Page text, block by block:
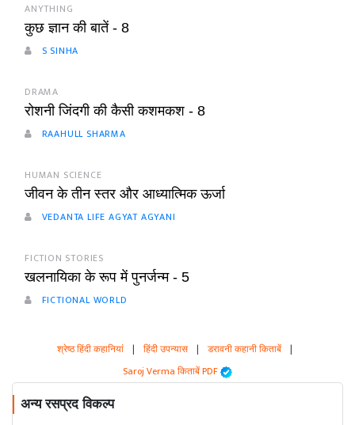
ANYTHING
कुछ ज्ञान की बातें - 8
S SINHA
DRAMA
रोशनी जिंदगी की कैसी कशमकश - 8
RAAHULL SHARMA
HUMAN SCIENCE
जीवन के तीन स्तर और आध्यात्मिक ऊर्जा
VEDANTA LIFE AGYAT AGYANI
FICTION STORIES
खलनायिका के रूप में पुनर्जन्म - 5
FICTIONAL WORLD
श्रेष्ठ हिंदी कहानियां | हिंदी उपन्यास | डरावनी कहानी किताबें |
Saroj Verma किताबें PDF
अन्य रसप्रद विकल्प